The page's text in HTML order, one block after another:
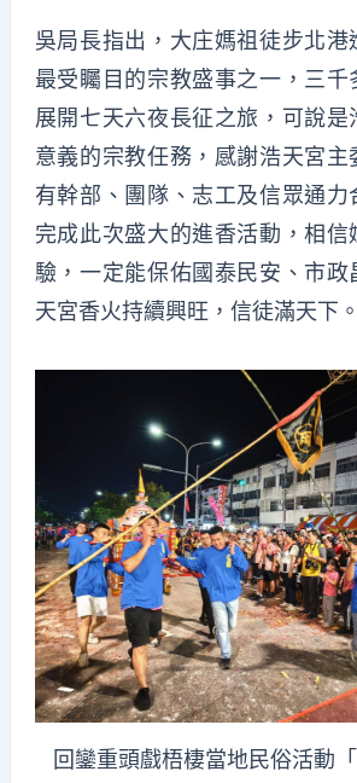
吳局長指出，大庄媽祖徒步北港
最受矚目的宗教盛事之一，三千
展開七天六夜長征之旅，可說是
意義的宗教任務，感謝浩天宮主
有幹部、團隊、志工及信眾通力
完成此次盛大的進香活動，相信
驗，一定能保佑國泰民安、市政
天宮香火持續興旺，信徒滿天下。
回鑾重頭戲梧棲當地民俗活動「